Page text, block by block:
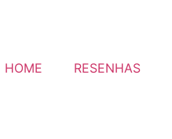
HOME RESENHAS